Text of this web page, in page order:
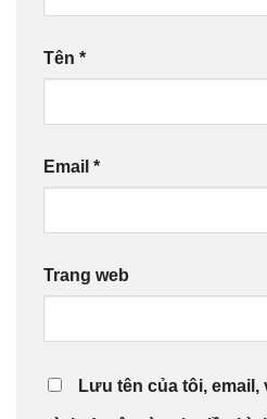
Tên *
Email *
Trang web
Lưu tên của tôi, email,